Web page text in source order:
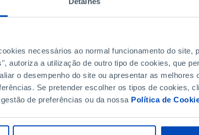
necessários ao normal funcionamento do site,
autoriza a utilização de outro tipo de cookies, que
o desempenho do site ou apresentar as melhores
Se pretender escolher os tipos de cookies,
de preferências ou da nossa Política de
DATA DE FIM